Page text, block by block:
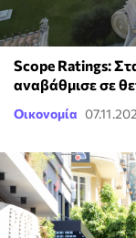
Scope Ratings:
αναβάθμισε σε
Οικονομία